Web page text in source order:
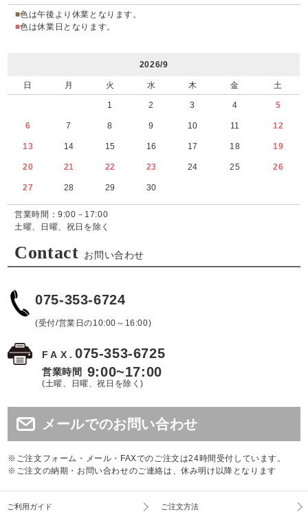
■色は午後より休業となります。
■色は休業日となります。
2026/9
日 月 火 水 木 金 土
1 2 3 4 5
6 7 8 9 10 11 12
13 14 15 16 17 18 19
20 21 22 23 24 25 26
27 28 29 30
営業時間：9:00－17:00
土曜、日曜、祝日を除く
Contact お問い合わせ
075-353-6724
(受付/営業日の10:00～16:00)
FAX.075-353-6725
営業時間 9:00~17:00
(土曜、日曜、祝日を除く)
メールでのお問い合わせ
※ご注文フォーム・メール・FAXでのご注文は24時間受付しています。
※ご注文の納期・お問い合わせのご連絡は、休み明け以降となります
ご利用ガイド ご注文方法